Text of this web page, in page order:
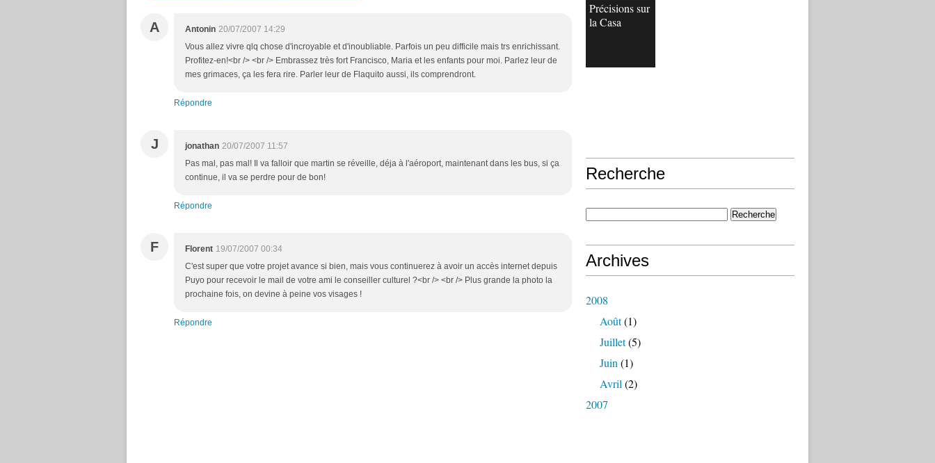
A Antonin 20/07/2007 14:29
Vous allez vivre qlq chose d'incroyable et d'inoubliable. Parfois un peu difficile mais trs enrichissant.
Profitez-en!<br /> <br /> Embrassez très fort Francisco, Maria et les enfants pour moi. Parlez leur de
mes grimaces, ça les fera rire. Parler leur de Flaquito aussi, ils comprendront.
Répondre
J jonathan 20/07/2007 11:57
Pas mal, pas mal! Il va falloir que martin se réveille, déja à l'aéroport, maintenant dans les bus, si ça
continue, il va se perdre pour de bon!
Répondre
F Florent 19/07/2007 00:34
C'est super que votre projet avance si bien, mais vous continuerez à avoir un accès internet depuis
Puyo pour recevoir le mail de votre ami le conseiller culturel ?<br /> <br /> Plus grande la photo la
prochaine fois, on devine à peine vos visages !
Répondre
Précisions sur
la Casa
Recherche
Archives
2008
Août(1)
Juillet(5)
Juin (1)
Avril (2)
2007